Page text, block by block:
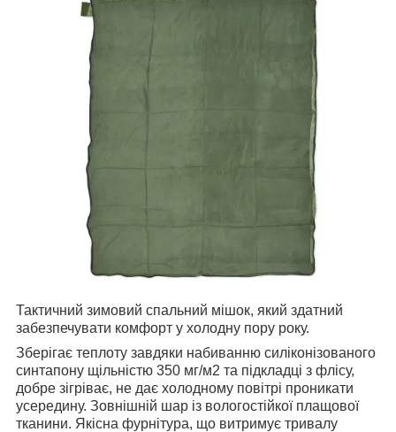
Тактичний зимовий спальний мішок, який здатний
забезпечувати комфорт у холодну пору року.
Зберігає теплоту завдяки набиванню силіконізованого
синтапону щільністю 350 мг/м2 та підкладці з флісу,
добре зігріває, не дає холодному повітрі проникати
усередину. Зовнішній шар із вологостійкої плащової
тканини. Якісна фурнітура, що витримує тривалу